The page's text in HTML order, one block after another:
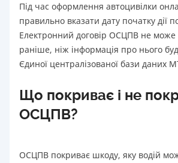
Під час оформлення автоцивілки
правильно вказати дату початку дії
Електронний договір ОСЦПВ не може
раніше, ніж інформація про нього
Єдиної централізованої бази даних
Що покриває і не
ОСЦПВ?
ОСЦПВ покриває шкоду, яку водій